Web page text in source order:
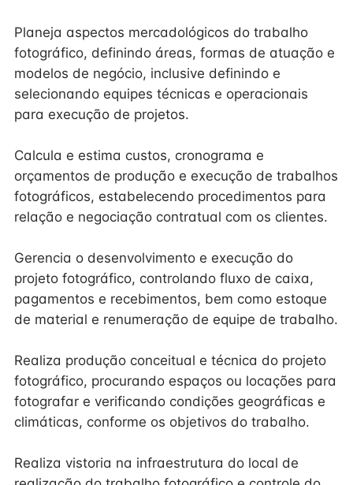
Planeja aspectos mercadológicos do trabalho
fotográfico, definindo áreas, formas de atuação e
modelos de negócio, inclusive definindo e
selecionando equipes técnicas e operacionais
para execução de projetos.
Calcula e estima custos, cronograma e
orçamentos de produção e execução de trabalhos
fotográficos, estabelecendo procedimentos para
relação e negociação contratual com os clientes.
Gerencia o desenvolvimento e execução do
projeto fotográfico, controlando fluxo de caixa,
pagamentos e recebimentos, bem como estoque
de material e renumeração de equipe de trabalho.
Realiza produção conceitual e técnica do projeto
fotográfico, procurando espaços ou locações para
fotografar e verificando condições geográficas e
climáticas, conforme os objetivos do trabalho.
Realiza vistoria na infraestrutura do local de